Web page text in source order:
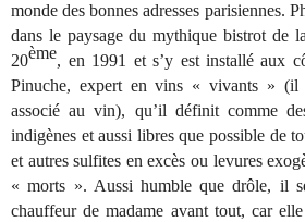
monde des bonnes adresses parisiennes.
dans le paysage du mythique bistrot de
20ème, en 1991 et s’y est installé aux
Pinuche, expert en vins « vivants » (il
associé au vin), qu’il définit comme
indigènes et aussi libres que possible de
et autres sulfites en excès ou levures
« morts ». Aussi humble que drôle, il
chauffeur de madame avant tout, car